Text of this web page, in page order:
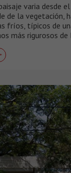
varia desde
de la vegetación,
fríos, típicos de
más rigurosos de